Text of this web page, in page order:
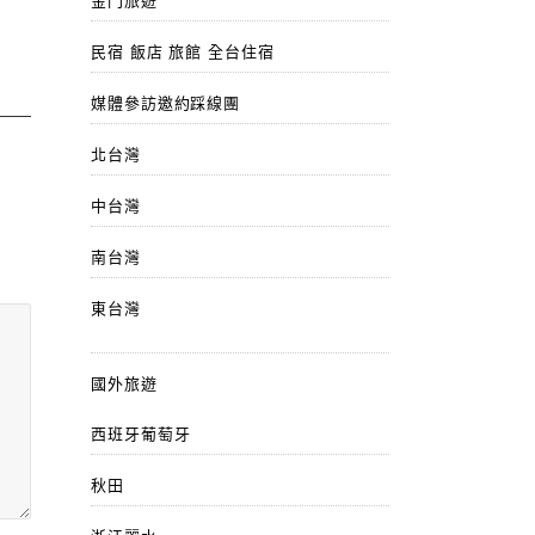
民宿 飯店 旅館 全台住宿
媒體參訪邀約踩線團
北台灣
中台灣
南台灣
東台灣
國外旅遊
西班牙葡萄牙
秋田